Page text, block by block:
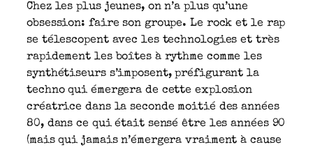
Chez les plus jeunes, on n’a plus qu’une
obsession: faire son groupe. Le rock et le rap
se télescopent avec les technologies et très
rapidement les boîtes à rythme comme les
synthétiseurs s’imposent, préfigurant la
techno qui émergera de cette explosion
créatrice dans la seconde moitié des années
80, dans ce qui était sensé être les années 90
(mais qui jamais n’émergera vraiment à cause